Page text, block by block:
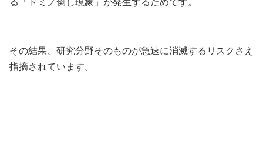
る「ドミノ倒し現象」が発生するためです。
その結果、研究分野そのものが急速に消滅するリスクさえ
指摘されています。